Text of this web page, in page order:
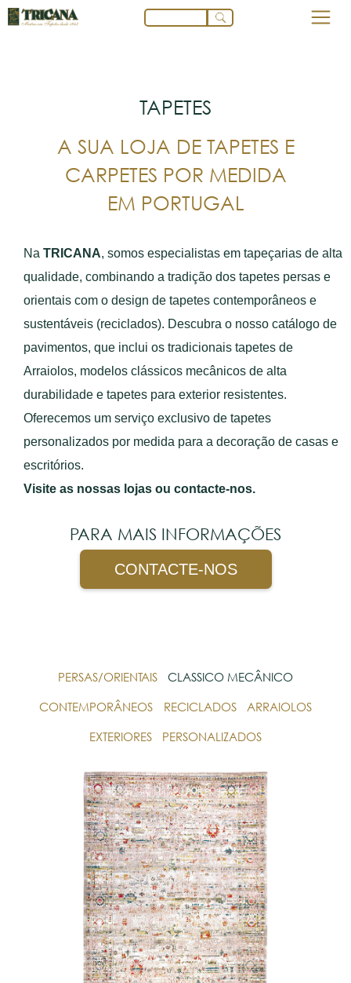
TAPETES
A SUA LOJA DE TAPETES E
CARPETES POR MEDIDA
EM PORTUGAL
Na TRICANA, somos especialistas em tapeçarias de alta
qualidade, combinando a tradição dos tapetes persas e
orientais com o design de tapetes contemporâneos e
sustentáveis (reciclados). Descubra o nosso catálogo de
pavimentos, que inclui os tradicionais tapetes de
Arraiolos, modelos clássicos mecânicos de alta
durabilidade e tapetes para exterior resistentes.
Oferecemos um serviço exclusivo de tapetes
personalizados por medida para a decoração de casas e
escritórios.
Visite as nossas lojas ou contacte-nos.
PARA MAIS INFORMAÇÕES
CONTACTE-NOS
PERSAS/ORIENTAIS
CLASSICO MECÂNICO
CONTEMPORÂNEOS
RECICLADOS
ARRAIOLOS
EXTERIORES
PERSONALIZADOS